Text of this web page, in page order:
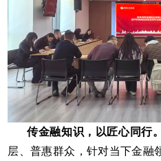
传金融知识，以匠心同行。
层、普惠群众，针对当下金融